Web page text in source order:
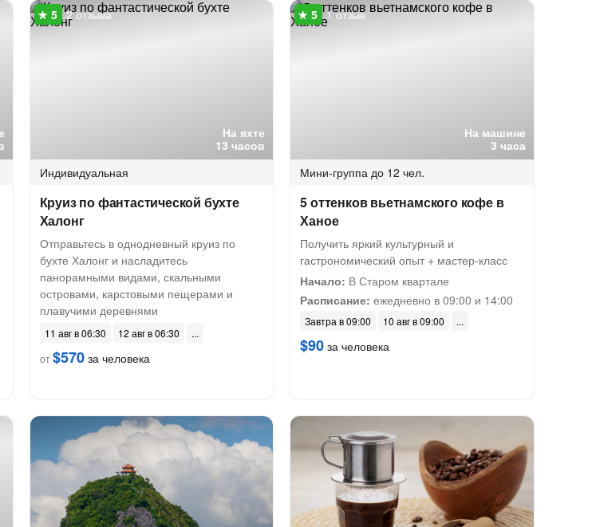
На яхте
13 часов
2 отзыва
Индивидуальная
Круиз по фантастической бухте
Халонг
Отправьтесь в однодневный круиз по
бухте Халонг и насладитесь
панорамными видами, скальными
островами, карстовыми пещерами и
плавучими деревнями
11 авг в 06:30
12 авг в 06:30
от$570за человека
На машине
3 часа
1 отзыв
Мини-группа до 12 чел.
5 оттенков вьетнамского кофе в
Ханое
Получить яркий культурный и
гастрономический опыт + мастер-класс
Начало: В Старом квартале
Расписание: ежедневно в 09:00 и 14:00
Завтра в 09:00 10 авг в 09:00
$90 за человека